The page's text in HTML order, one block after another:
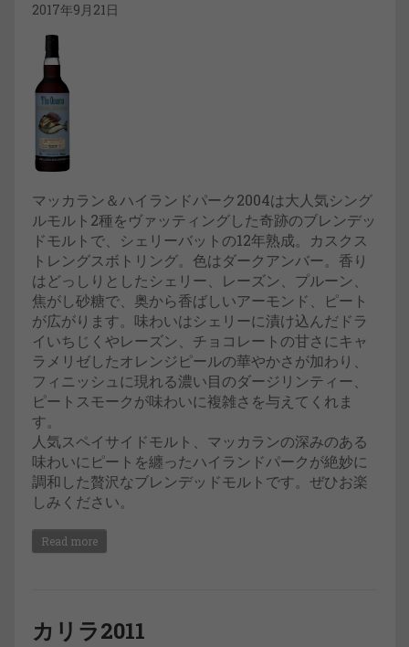
2017年9月21日
マッカラン＆ハイランドパーク2004は大人気シング
ルモルト2種をヴァッティングした奇跡のブレンデッ
ドモルトで、シェリーバットの12年熟成。カスクス
トレングスボトリング。色はダークアンバー。香り
はどっしりとしたシェリー、レーズン、プルーン、
焦がし砂糖で、奥から香ばしいアーモンド、ピート
が広がります。味わいはシェリーに漬け込んだドラ
イいちじくやレーズン、チョコレートの甘さにキャ
ラメリゼしたオレンジピールの華やかさが加わり、
フィニッシュに現れる濃い目のダージリンティー、
ピートスモークが味わいに複雑さを与えてくれま
す。
人気スペイサイドモルト、マッカランの深みのある
味わいにピートを纏ったハイランドパークが絶妙に
調和した贅沢なブレンデッドモルトです。ぜひお楽
しみください。
Read more
カリラ2011